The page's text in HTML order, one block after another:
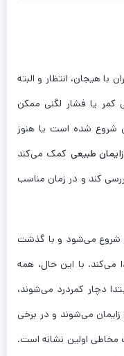
با هیجان، انتظار و البته
کمر یا فشار لگنی ممکن
شروع شده است یا هنوز
طبیعی کمک می‌کند
کند و در زمان مناسب
شروع می‌شود و با گذشت
با این حال، همه
دچار کمردرد می‌شوند،
می‌شوند و در برخی
اولین نشانه است.